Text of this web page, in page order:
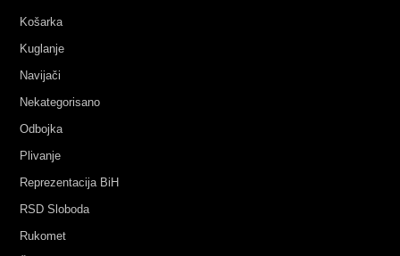
Košarka
Kuglanje
Navijači
Nekategorisano
Odbojka
Plivanje
Reprezentacija BiH
RSD Sloboda
Rukomet